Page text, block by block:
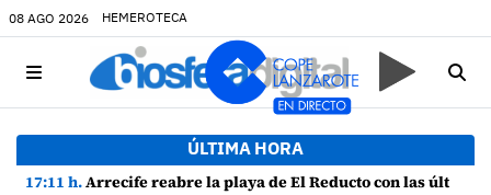
08 AGO 2026 HEMEROTECA
ÚLTIMA HORA
17:11 h.Arrecife reabre la playa de El Reducto con las últimas analíticas mostrando "una buena calidad de las aguas para el baño"